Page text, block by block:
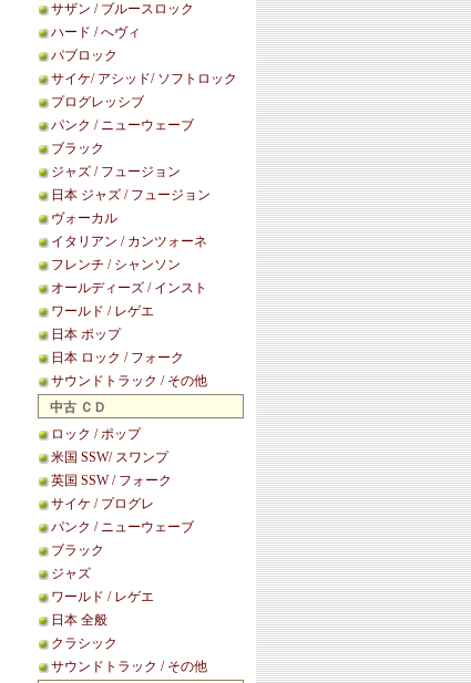
サザン / ブルースロック
ハード / へヴィ
パブロック
サイケ/ アシッド/ ソフトロック
プログレッシブ
パンク / ニューウェーブ
ブラック
ジャズ / フュージョン
日本 ジャズ / フュージョン
ヴォーカル
イタリアン / カンツォーネ
フレンチ / シャンソン
オールディーズ / インスト
ワールド / レゲエ
日本 ポップ
日本 ロック / フォーク
サウンドトラック / その他
中古 ＣＤ
ロック / ポップ
米国 SSW/ スワンプ
英国 SSW / フォーク
サイケ / プログレ
パンク / ニューウェーブ
ブラック
ジャズ
ワールド / レゲエ
日本 全般
クラシック
サウンドトラック / その他